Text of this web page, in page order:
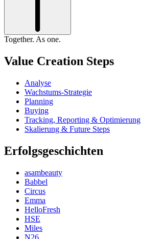
Together. As one.
Value Creation Steps
Analyse
Wachstums-Strategie
Planning
Buying
Tracking, Reporting & Optimierung
Skalierung & Future Steps
Erfolgsgeschichten
asambeauty
Babbel
Circus
Emma
HelloFresh
HSE
Miles
N26